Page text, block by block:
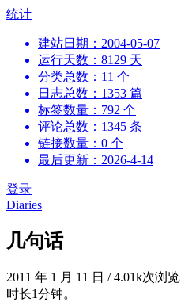
跳
统计
建站日期：2004-05-07
运行天数：8129 天
分类总数：11 个
日志总数：1353 篇
标签数量：792 个
评论总数：1345 条
链接数量：0 个
最后更新：2026-4-14
登录
Diaries
几句话
2011 年 1 月 11 日 /4.01k次浏览
时长1分钟。